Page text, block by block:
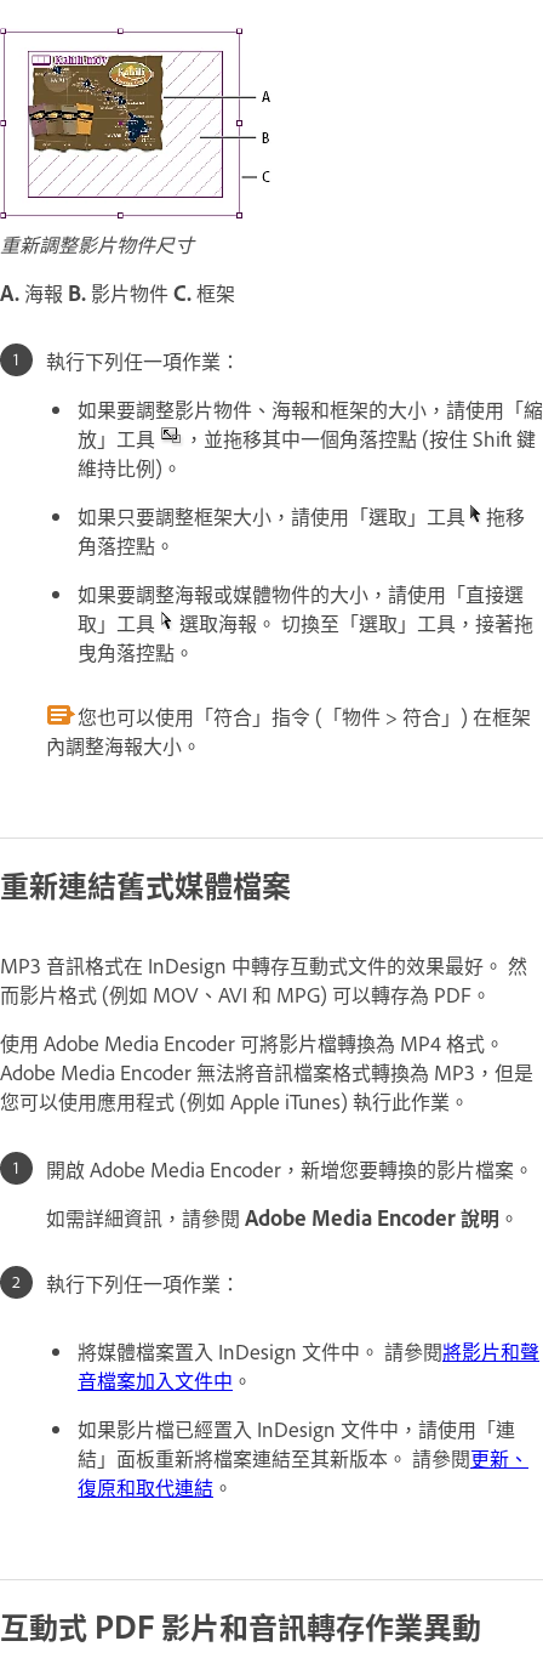
重新調整影片物件尺寸
A. 海報 B. 影片物件C.框架
執行下列任一項作業：
如果要調整影片物件、海報和框架的大小，請使用「縮
放」工具
，並拖移其中一個角落控點 (按住 Shift 鍵
維持比例)。
如果只要調整框架大小，請使用「選取」工具
拖移
角落控點。
如果要調整海報或媒體物件的大小，請使用「直接選
取」工具
選取海報。 切換至「選取」工具，接著拖
曳角落控點。
您也可以使用「符合」指令 (「物件 > 符合」) 在框架
內調整海報大小。
重新連結舊式媒體檔案
MP3 音訊格式在 InDesign 中轉存互動式文件的效果最好。 然
而影片格式 (例如 MOV、AVI 和 MPG) 可以轉存為 PDF。
使用 Adobe Media Encoder 可將影片檔轉換為 MP4 格式。
Adobe Media Encoder 無法將音訊檔案格式轉換為 MP3，但是
您可以使用應用程式 (例如 Apple iTunes) 執行此作業。
開啟 Adobe Media Encoder，新增您要轉換的影片檔案。
如需詳細資訊，請參閱 Adobe Media Encoder 說明 。
執行下列任一項作業：
將媒體檔案置入 InDesign 文件中。 請參閱將影片和聲
音檔案加入文件中 。
如果影片檔已經置入 InDesign 文件中，請使用「連
結」面板重新將檔案連結至其新版本。 請參閱更新、
復原和取代連結 。
互動式 PDF 影片和音訊轉存作業異動